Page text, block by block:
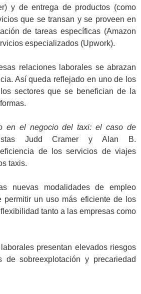
y de entrega de productos (como
que se transan y se proveen en
de tareas específicas (Amazon
especializados (Upwork).
relaciones laborales se abrazan
Así queda reflejado en uno de los
sectores que se benefician de la
en el negocio del taxi: el caso de
Judd Cramer y Alan B.
de los servicios de viajes
taxis.
nuevas modalidades de empleo
permitir un uso más eficiente de los
tanto a las empresas como
presentan elevados riesgos
de sobreexplotación y precariedad